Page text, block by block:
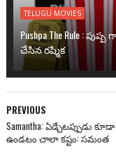
TELUGU MOVIES
Pushpa The Rule :
చేసిన రష్మిక
PREVIOUS
Samantha: ఏడ్చేటప్పుడు
ఉండటం చాలా కష్టం: సమంత